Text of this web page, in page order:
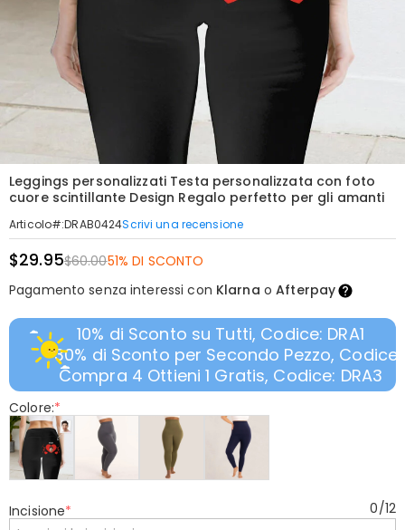
Leggings personalizzati Testa personalizzata con foto
cuore scintillante Design Regalo perfetto per gli amanti
Articolo#:DRAB0424Scrivi una recensione
$29.95$60.0051% DI SCONTO
Pagamento senza interessi con Klarna oAfterpay
10% di Sconto su Tutti, Codice: DRA1
30% di Sconto per Secondo Pezzo, Codice:
Compra 4 Ottieni 1 Gratis, Codice: DRA3
Colore:*
Incisione* 0/12